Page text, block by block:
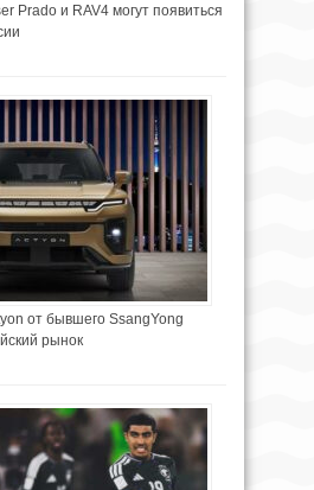
Prado и RAV4 могут появиться
от бывшего SsangYong
рынок